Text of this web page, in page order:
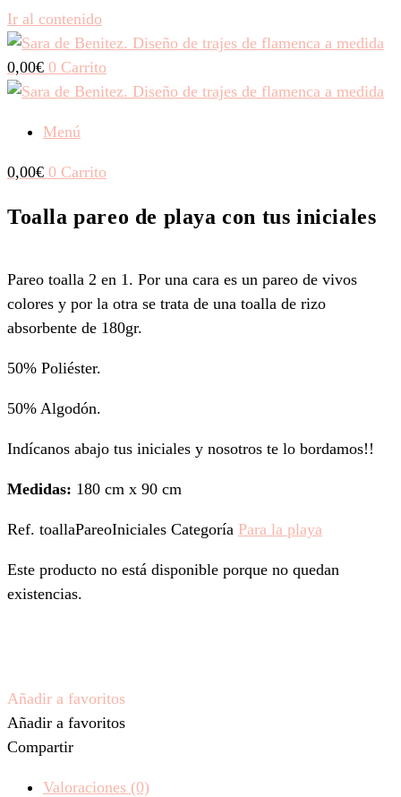
Ir al contenido
0,00€ 0 Carrito
Menú
0,00€ 0 Carrito
Toalla pareo de playa con tus iniciales
Pareo toalla 2 en 1. Por una cara es un pareo de vivos
colores y por la otra se trata de una toalla de rizo
absorbente de 180gr.
50% Poliéster.
50% Algodón.
Indícanos abajo tus iniciales y nosotros te lo bordamos!!
Medidas: 180 cm x 90 cm
Ref. toallaPareoIniciales Categoría Para la playa
Este producto no está disponible porque no quedan
existencias.
Añadir a favoritos
Añadir a favoritos
Compartir
Valoraciones (0)